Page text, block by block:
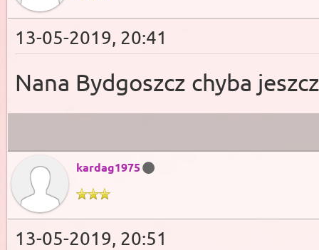
13-05-2019, 20:41
Nana Bydgoszcz chyba
kardag1975
13-05-2019, 20:51